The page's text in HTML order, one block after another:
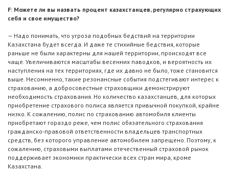
F: Можете ли вы назвать процент казахстанцев, регулярно страхующих
себя и свое имущество?
— Надо понимать, что угроза подобных бедствий на территории
Казахстана будет всегда. И даже те стихийные бедствия, которые
раньше не были характерны для нашей территории, происходят все
чаще. Увеличиваются масштабы весенних паводков, и вероятность их
наступления на тех территориях, где их давно не было, тоже становится
выше. Несомненно, такие резонансные события подстегивают интерес к
страхованию, а добросовестные страховщики демонстрируют
необходимость страхования. Но количество казахстанцев, для которых
приобретение страхового полиса является привычной покупкой, крайне
низко. К сожалению, полис по страхованию автомобиля клиенты
приобретают гораздо реже, чем полис обязательного страхования
гражданско-правовой ответственности владельцев транспортных
средств, без которого управление автомобилем запрещено. Поэтому, к
сожалению, страховыми выплатами отечественный страховой рынок
поддерживает экономики практически всех стран мира, кроме
Казахстана.